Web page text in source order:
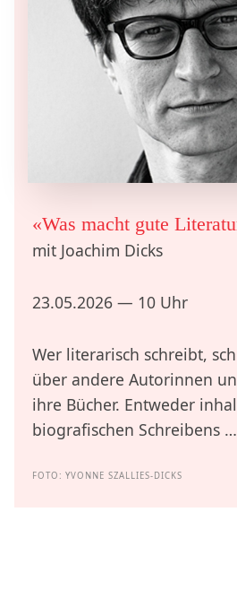
«Was macht gute
mit Joachim Dicks
23.05.2026 — 10 Uhr
Wer literarisch schreibt,
über andere Autorinnen
ihre Bücher. Entweder
biografischen Schreibens …
FOTO: YVONNE SZALLIES-DICKS